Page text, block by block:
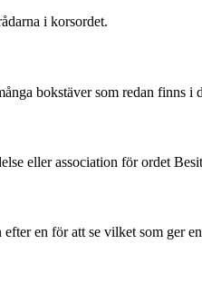
i korsordet.
bokstäver som redan finns
eller association för ordet
en för att se vilket som ger